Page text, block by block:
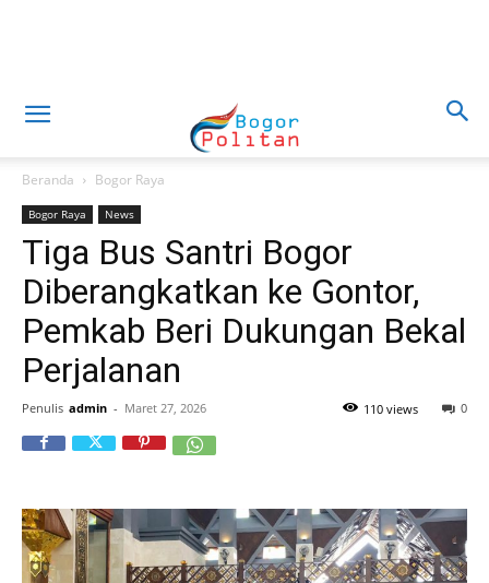
Beranda Bogor Raya
Bogor Raya News
Tiga Bus Santri Bogor
Diberangkatkan ke Gontor,
Pemkab Beri Dukungan Bekal
Perjalanan
Penulis admin - Maret 27, 2026 0
110 views